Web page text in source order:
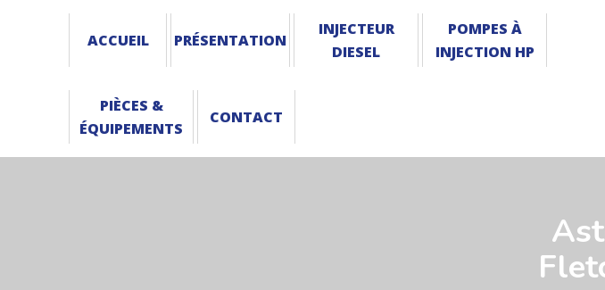
ACCUEIL PRÉSENTATION
INJECTEUR
DIESEL
POMPES À
INJECTION HP
PIÈCES &
ÉQUIPEMENTS
CONTACT